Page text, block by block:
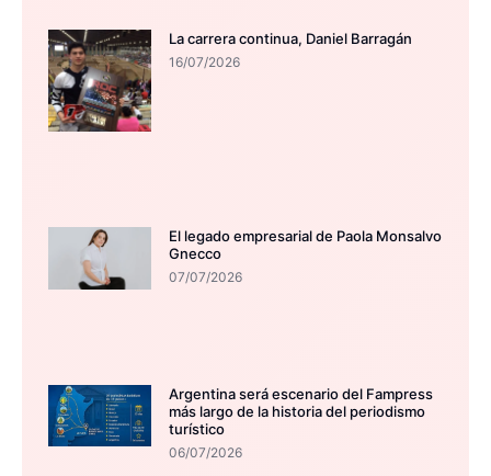
La carrera continua, Daniel Barragán
16/07/2026
El legado empresarial de Paola Monsalvo
Gnecco
07/07/2026
Argentina será escenario del Fampress
más largo de la historia del periodismo
turístico
06/07/2026